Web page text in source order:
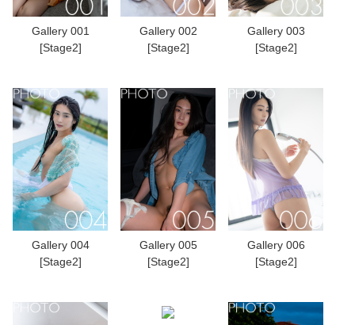
Gallery 001
[Stage2]
Gallery 002
[Stage2]
Gallery 003
[Stage2]
Gallery 004
[Stage2]
Gallery 005
[Stage2]
Gallery 006
[Stage2]